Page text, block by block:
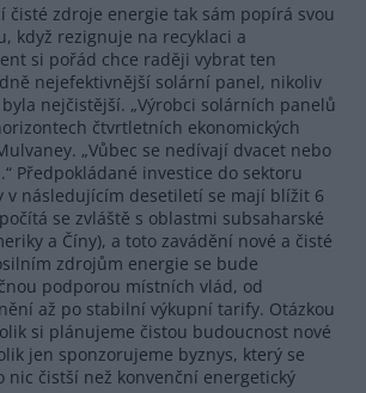
čisté zdroje energie tak sám popírá svou
když rezignuje na recyklaci a
si pořád chce raději vybrat ten
nejefektivnější solární panel, nikoliv
nejčistější. „Výrobci solárních panelů
čtvrtletních ekonomických
„Vůbec se nedívají dvacet nebo
Předpokládané investice do sektoru
v následujícím desetiletí se mají blížit 6
se zvláště s oblastmi subsaharské
a Číny), a toto zavádění nové a čisté
zdrojům energie se bude
podporou místních vlád, od
až po stabilní výkupní tarify. Otázkou
si plánujeme čistou budoucnost nové
jen sponzorujeme byznys, který se
nic čistší než konvenční energetický